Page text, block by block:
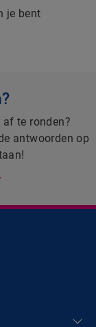
je bent
te ronden?
antwoorden op